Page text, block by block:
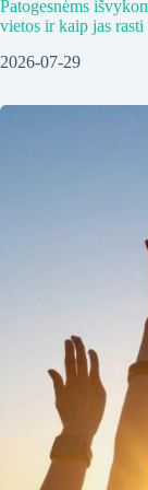
Patogesnėms
vietos ir kaip jas rasti
2026-07-29